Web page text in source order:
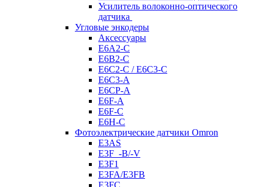
Усилитель волоконно-оптического
датчика
Угловые энкодеры
Аксессуары
E6A2-C
E6B2-C
E6C2-C / E6C3-C
E6C3-A
E6CP-A
E6F-A
E6F-C
E6H-C
Фотоэлектрические датчики Omron
E3AS
E3F_-B/-V
E3F1
E3FA/E3FB
E3FC